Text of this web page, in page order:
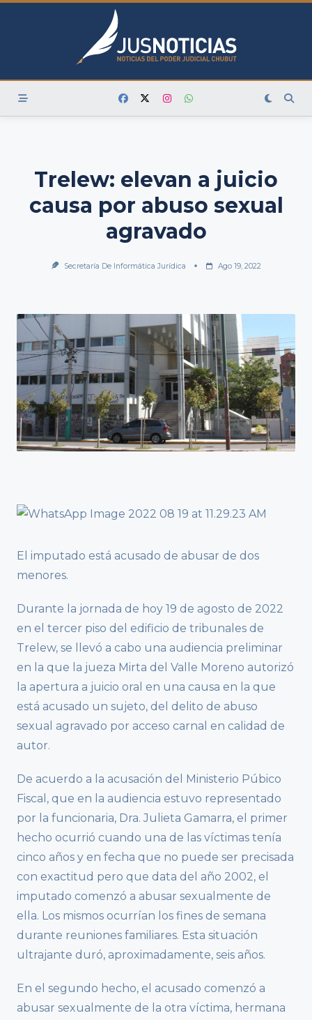
Skip
Trelew: elevan a juicio
causa por abuso sexual
agravado
Secretaría De Informática Jurídica Ago 19, 2022
El imputado está acusado de abusar de dos
menores.
Durante la jornada de hoy 19 de agosto de 2022
en el tercer piso del edificio de tribunales de
Trelew, se llevó a cabo una audiencia preliminar
en la que la jueza Mirta del Valle Moreno autorizó
la apertura a juicio oral en una causa en la que
está acusado un sujeto, del delito de abuso
sexual agravado por acceso carnal en calidad de
autor.
De acuerdo a la acusación del Ministerio Púbico
Fiscal, que en la audiencia estuvo representado
por la funcionaria, Dra. Julieta Gamarra, el primer
hecho ocurrió cuando una de las víctimas tenía
cinco años y en fecha que no puede ser precisada
con exactitud pero que data del año 2002, el
imputado comenzó a abusar sexualmente de
ella. Los mismos ocurrían los fines de semana
durante reuniones familiares. Esta situación
ultrajante duró, aproximadamente, seis años.
En el segundo hecho, el acusado comenzó a
abusar sexualmente de la otra víctima, hermana